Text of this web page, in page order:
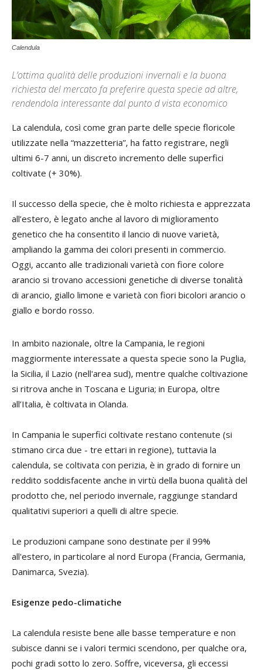
Calendula
L’ottima qualità delle produzioni invernali e la buona
richiesta del mercato fa preferire questa specie ad altre,
rendendola interessante dal punto d vista economico
La calendula, così come gran parte delle specie floricole
utilizzate nella “mazzetteria”, ha fatto registrare, negli
ultimi 6-7 anni, un discreto incremento delle superfici
coltivate (+ 30%).
Il successo della specie, che è molto richiesta e apprezzata
all’estero, è legato anche al lavoro di miglioramento
genetico che ha consentito il lancio di nuove varietà,
ampliando la gamma dei colori presenti in commercio.
Oggi, accanto alle tradizionali varietà con fiore colore
arancio si trovano accessioni genetiche di diverse tonalità
di arancio, giallo limone e varietà con fiori bicolori arancio o
giallo e bordo rosso.
In ambito nazionale, oltre la Campania, le regioni
maggiormente interessate a questa specie sono la Puglia,
la Sicilia, il Lazio (nell'area sud), mentre qualche coltivazione
si ritrova anche in Toscana e Liguria; in Europa, oltre
all’Italia, è coltivata in Olanda.
In Campania le superfici coltivate restano contenute (si
stimano circa due - tre ettari in regione), tuttavia la
calendula, se coltivata con perizia, è in grado di fornire un
reddito soddisfacente anche in virtù della buona qualità del
prodotto che, nel periodo invernale, raggiunge standard
qualitativi superiori a quelli di altre specie.
Le produzioni campane sono destinate per il 99%
all'estero, in particolare al nord Europa (Francia, Germania,
Danimarca, Svezia).
Esigenze pedo-climatiche
La calendula resiste bene alle basse temperature e non
subisce danni se i valori termici scendono, per qualche ora,
pochi gradi sotto lo zero. Soffre, viceversa, gli eccessi